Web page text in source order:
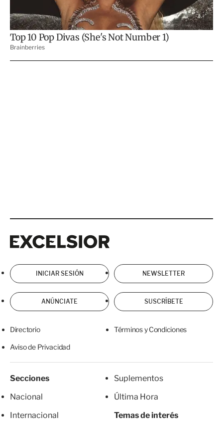
INICIAR SESIÓN NEWSLETTER
ANÚNCIATE SUSCRÍBETE
Directorio Términos y Condiciones
Aviso de Privacidad
Secciones
Nacional
Internacional
Suplementos
Última Hora
Temas de interés